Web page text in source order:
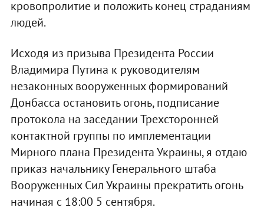
кровопролитие и положить конец страданиям
людей.
Исходя из призыва Президента России
Владимира Путина к руководителям
незаконных вооруженных формирований
Донбасса остановить огонь, подписание
протокола на заседании Трехсторонней
контактной группы по имплементации
Мирного плана Президента Украины, я отдаю
приказ начальнику Генерального штаба
Вооруженных Сил Украины прекратить огонь
начиная с 18:00 5 сентября.